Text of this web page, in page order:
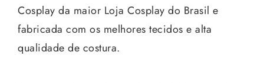
Cosplay da maior Loja Cosplay do Brasil e
fabricada com os melhores tecidos e alta
qualidade de costura.